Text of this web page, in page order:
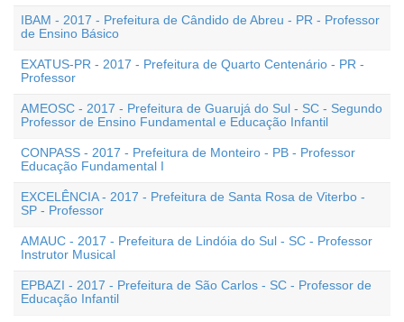
IBAM - 2017 - Prefeitura de Cândido de Abreu - PR - Professor
de Ensino Básico
EXATUS-PR - 2017 - Prefeitura de Quarto Centenário - PR -
Professor
AMEOSC - 2017 - Prefeitura de Guarujá do Sul - SC - Segundo
Professor de Ensino Fundamental e Educação Infantil
CONPASS - 2017 - Prefeitura de Monteiro - PB - Professor
Educação Fundamental I
EXCELÊNCIA - 2017 - Prefeitura de Santa Rosa de Viterbo -
SP - Professor
AMAUC - 2017 - Prefeitura de Lindóia do Sul - SC - Professor
Instrutor Musical
EPBAZI - 2017 - Prefeitura de São Carlos - SC - Professor de
Educação Infantil